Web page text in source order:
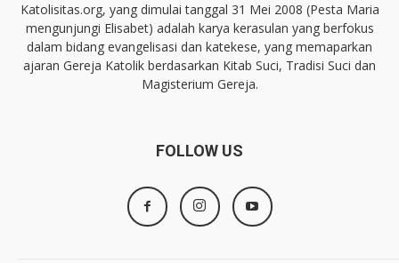
Katolisitas.org, yang dimulai tanggal 31 Mei 2008 (Pesta Maria
mengunjungi Elisabet) adalah karya kerasulan yang berfokus
dalam bidang evangelisasi dan katekese, yang memaparkan
ajaran Gereja Katolik berdasarkan Kitab Suci, Tradisi Suci dan
Magisterium Gereja.
FOLLOW US